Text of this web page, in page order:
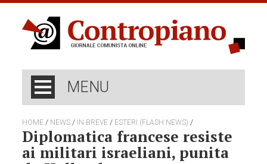
MENU
HOME / NEWS / IN BREVE / ESTERI (FLASH NEWS) /
Diplomatica francese resiste
ai militari israeliani, punita